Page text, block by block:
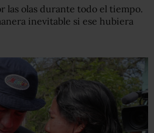
las olas durante todo el tiempo.
inevitable si ese hubiera